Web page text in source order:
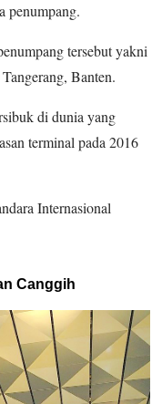
penumpang.
tersebut yakni
Banten.
di dunia yang
terminal pada 2016
Internasional
Canggih